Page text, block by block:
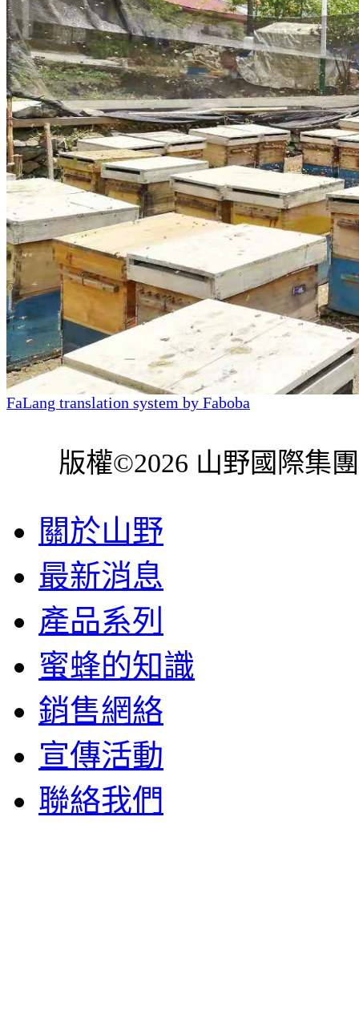
FaLang translation system by Faboba
版權©2026 山野國際集
關於山野
最新消息
產品系列
蜜蜂的知識
銷售網絡
宣傳活動
聯絡我們